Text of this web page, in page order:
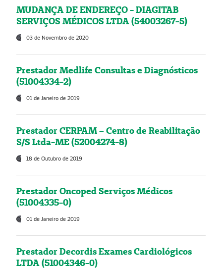
MUDANÇA DE ENDEREÇO - DIAGITAB
SERVIÇOS MÉDICOS LTDA (54003267-5)
03 de Novembro de 2020
Prestador Medlife Consultas e Diagnósticos
(51004334-2)
01 de Janeiro de 2019
Prestador CERPAM – Centro de Reabilitação
S/S Ltda-ME (52004274-8)
18 de Outubro de 2019
Prestador Oncoped Serviços Médicos
(51004335-0)
01 de Janeiro de 2019
Prestador Decordis Exames Cardiológicos
LTDA (51004346-0)